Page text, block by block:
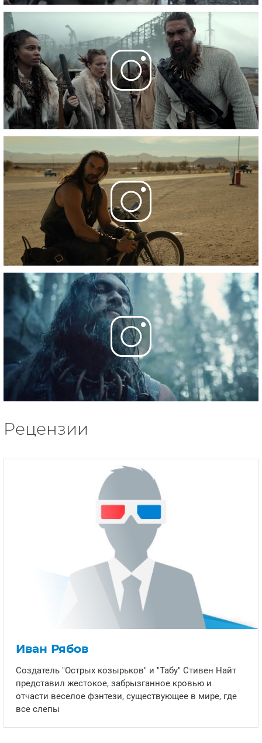
Рецензии
Иван Рябов
Создатель "Острых козырьков" и "Табу" Стивен Найт
представил жестокое, забрызганное кровью и
отчасти веселое фэнтези, существующее в мире, где
все слепы